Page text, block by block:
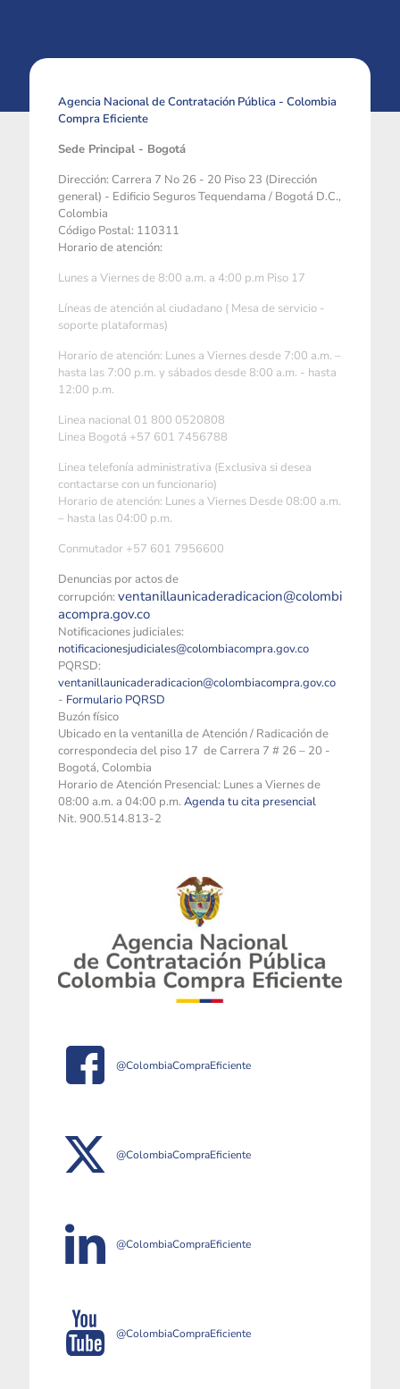
Agencia Nacional de Contratación Pública - Colombia
Compra Eficiente
Sede Principal - Bogotá
Dirección: Carrera 7 No 26 - 20 Piso 23 (Dirección
general) - Edificio Seguros Tequendama / Bogotá D.C.,
Colombia
Código Postal: 110311
Horario de atención:
Lunes a Viernes de 8:00 a.m. a 4:00 p.m Piso 17
Líneas de atención al ciudadano ( Mesa de servicio -
soporte plataformas)
Horario de atención: Lunes a Viernes desde 7:00 a.m. –
hasta las 7:00 p.m. y sábados desde 8:00 a.m. - hasta
12:00 p.m.
Linea nacional 01 800 0520808
Linea Bogotá +57 601 7456788
Linea telefonía administrativa (Exclusiva si desea
contactarse con un funcionario)
Horario de atención: Lunes a Viernes Desde 08:00 a.m.
– hasta las 04:00 p.m.
Conmutador +57 601 7956600
Denuncias por actos de
corrupción: ventanillaunicaderadicacion@colombi
acompra.gov.co
Notificaciones judiciales:
notificacionesjudiciales@colombiacompra.gov.co
PQRSD:
ventanillaunicaderadicacion@colombiacompra.gov.co
- Formulario PQRSD
Buzón físico
Ubicado en la ventanilla de Atención / Radicación de
correspondecia del piso 17 de Carrera 7 # 26 – 20 -
Bogotá, Colombia
Horario de Atención Presencial: Lunes a Viernes de
08:00 a.m. a 04:00 p.m. Agenda tu cita presencial
Nit. 900.514.813-2
@ColombiaCompraEficiente
@ColombiaCompraEficiente
@ColombiaCompraEficiente
@ColombiaCompraEficiente